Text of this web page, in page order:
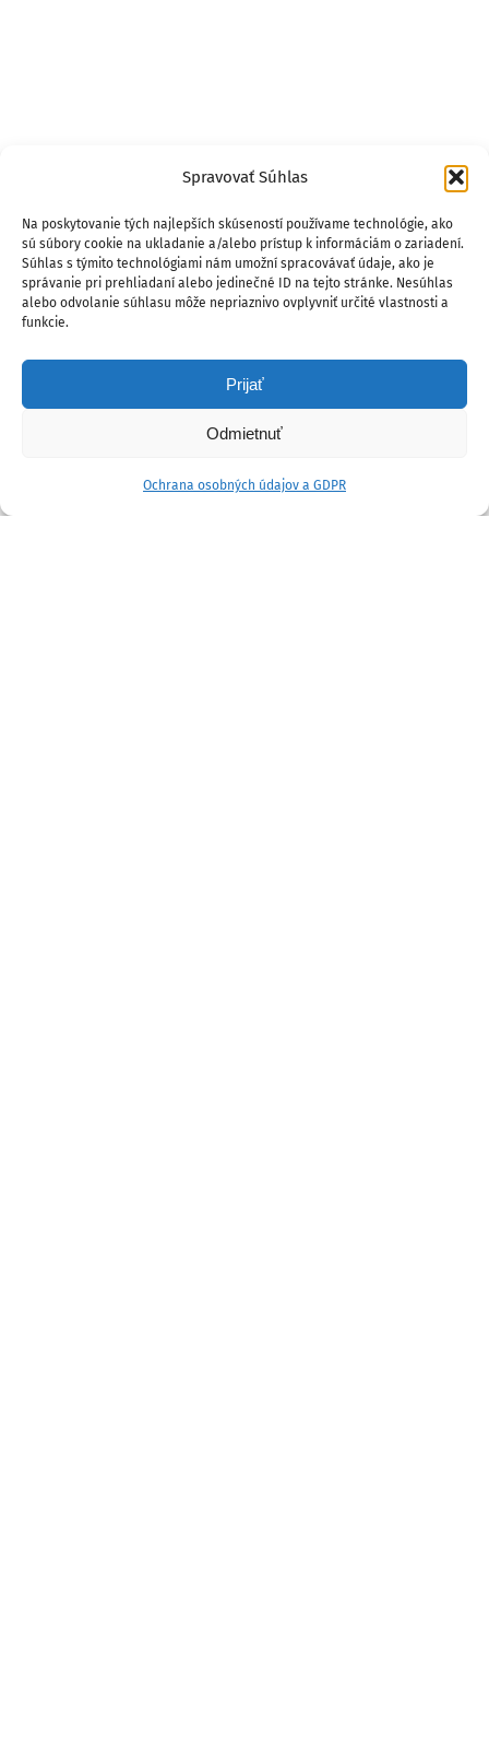
Spravovať Súhlas
Na poskytovanie tých najlepších skúseností používame technológie, ako
sú súbory cookie na ukladanie a/alebo prístup k informáciám o zariadení.
Súhlas s týmito technológiami nám umožní spracovávať údaje, ako je
správanie pri prehliadaní alebo jedinečné ID na tejto stránke. Nesúhlas
alebo odvolanie súhlasu môže nepriaznivo ovplyvniť určité vlastnosti a
funkcie.
Prijať
Odmietnuť
Ochrana osobných údajov a GDPR